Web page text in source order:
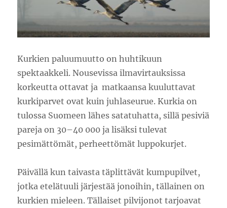
Kurkien paluumuutto on huhtikuun
spektaakkeli. Nousevissa ilmavirtauksissa
korkeutta ottavat ja matkaansa kuuluttavat
kurkiparvet ovat kuin juhlaseurue. Kurkia on
tulossa Suomeen lähes satatuhatta, sillä pesiviä
pareja on 30–40 000 ja lisäksi tulevat
pesimättömät, perheettömät luppokurjet.
Päivällä kun taivasta täplittävät kumpupilvet,
jotka etelätuuli järjestää jonoihin, tällainen on
kurkien mieleen. Tällaiset pilvijonot tarjoavat